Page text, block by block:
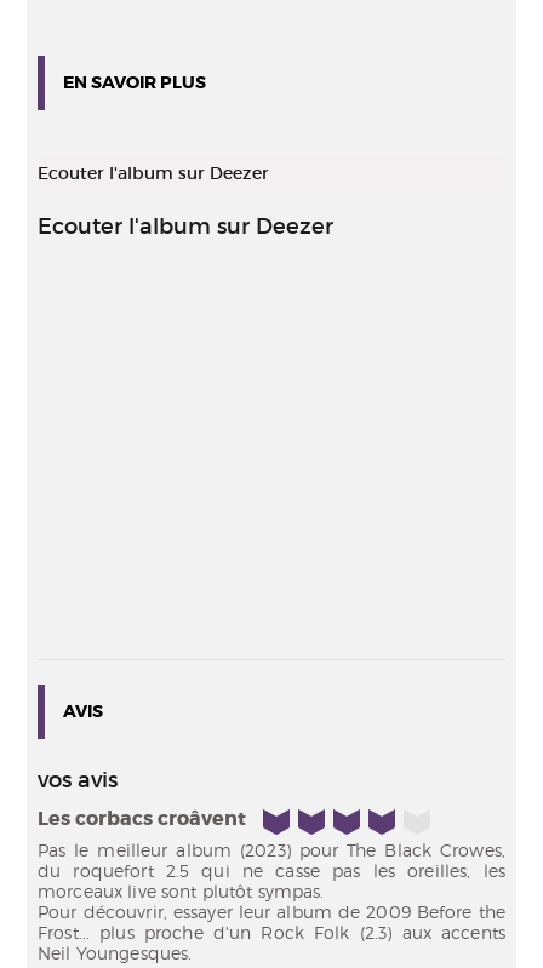
EN SAVOIR PLUS
Ecouter l'album sur Deezer
Ecouter l'album sur Deezer
AVIS
vos avis
Les corbacs croâvent 4/5
Pas le meilleur album (2023) pour The Black Crowes,
du roquefort 2.5 qui ne casse pas les oreilles, les
morceaux live sont plutôt sympas.
Pour découvrir, essayer leur album de 2009 Before the
Frost... plus proche d'un Rock Folk (2.3) aux accents
Neil Youngesques.